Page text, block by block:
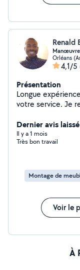
Renald
Orléans
4,1/5
Présentation
Longue
votre service. Je
Votre satisfaction
Dernier avis
Il y a 1 mois
Très bon travail
Montage de
Voir le
À